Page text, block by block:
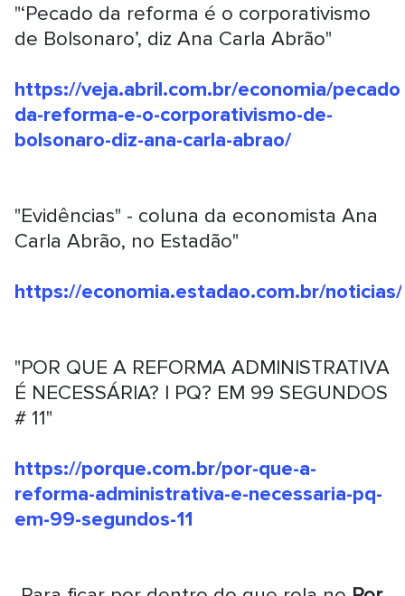
"‘Pecado da reforma é o corporativismo
de Bolsonaro’, diz Ana Carla Abrão"
https://veja.abril.com.br/economia/
da-reforma-e-o-corporativismo-de-
bolsonaro-diz-ana-carla-abrao/
"Evidências" - coluna da economista Ana
Carla Abrão, no Estadão"
https://economia.estadao.com.br/notici
"POR QUE A REFORMA ADMINISTRATIVA
É NECESSÁRIA? | PQ? EM 99 SEGUNDOS
# 11"
https://porque.com.br/por-que-a-
reforma-administrativa-e-necessaria-pq-
em-99-segundos-11